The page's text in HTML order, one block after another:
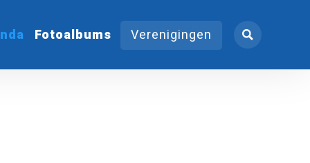
Fotoalbums Verenigingen